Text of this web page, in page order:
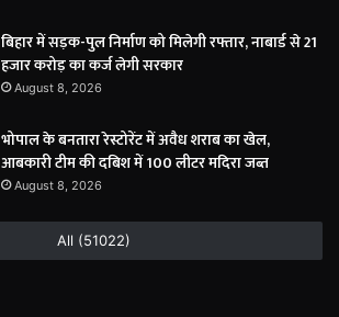
बिहार में सड़क-पुल निर्माण को मिलेगी रफ्तार, नाबार्ड से 21
हजार करोड़ का कर्ज लेगी सरकार
August 8, 2026
भोपाल के बनतारा रेस्टोरेंट में अवैध शराब का खेल,
आबकारी टीम की दबिश में 100 लीटर मदिरा जब्त
August 8, 2026
All (51022)